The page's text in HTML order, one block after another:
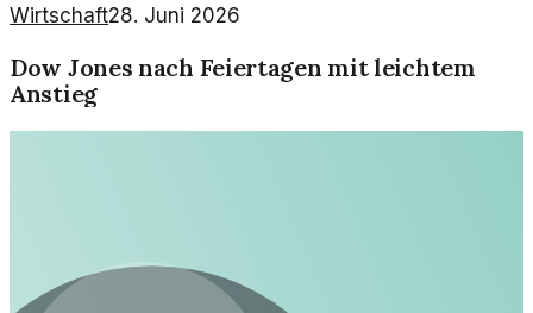
Wirtschaft28. Juni 2026
Dow Jones nach Feiertagen mit leichtem
Anstieg